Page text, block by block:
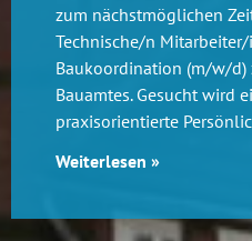
zum nächstmöglichen
Technische/n
Baukoordination (m/w/d)
Bauamtes. Gesucht wird
praxisorientierte
Weiterlesen »